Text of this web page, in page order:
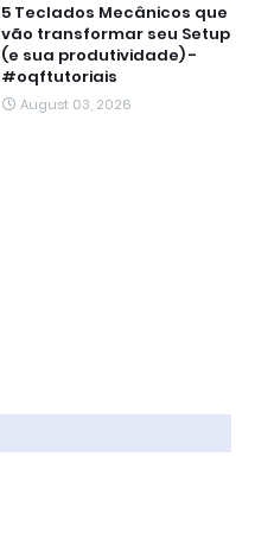
5 Teclados Mecânicos que
vão transformar seu Setup
(e sua produtividade) -
#oqftutoriais
August 03, 2026